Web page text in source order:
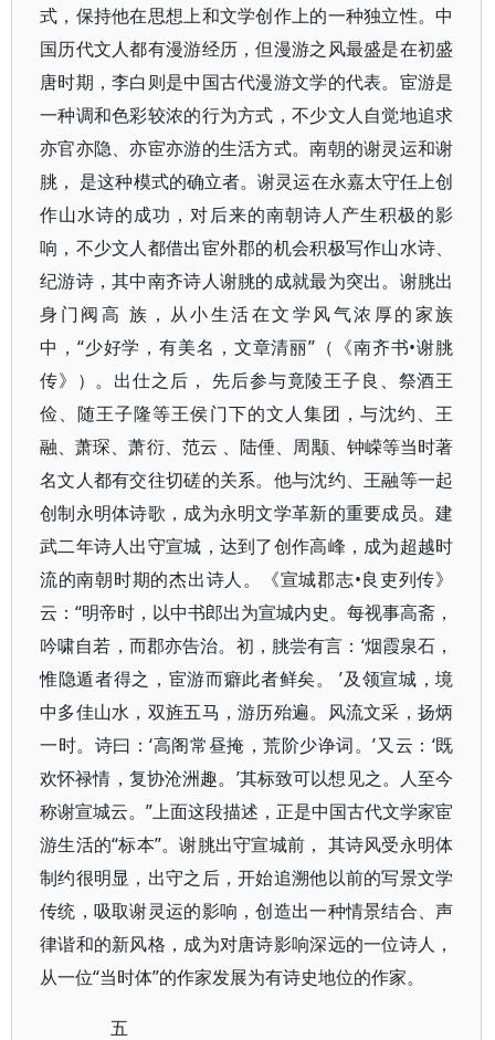
式，保持他在思想上和文学创作上的一种独立性。中
国历代文人都有漫游经历，但漫游之风最盛是在初盛
唐时期，李白则是中国古代漫游文学的代表。宦游是
一种调和色彩较浓的行为方式，不少文人自觉地追求
亦官亦隐、亦宦亦游的生活方式。南朝的谢灵运和谢
朓， 是这种模式的确立者。谢灵运在永嘉太守任上创
作山水诗的成功，对后来的南朝诗人产生积极的影
响，不少文人都借出宦外郡的机会积极写作山水诗、
纪游诗，其中南齐诗人谢朓的成就最为突出。谢朓出
身门阀高 族，从小生活在文学风气浓厚的家族
中，“少好学，有美名，文章清丽”（《南齐书•谢朓
传》）。出仕之后， 先后参与竟陵王子良、祭酒王
俭、随王子隆等王侯门下的文人集团，与沈约、王
融、萧琛、萧衍、范云 、陆倕、周颙、钟嵘等当时著
名文人都有交往切磋的关系。他与沈约、王融等一起
创制永明体诗歌，成为永明文学革新的重要成员。建
武二年诗人出守宣城，达到了创作高峰，成为超越时
流的南朝时期的杰出诗人。《宣城郡志•良吏列传》
云：“明帝时，以中书郎出为宣城内史。每视事高斋，
吟啸自若，而郡亦告治。初，朓尝有言：‘烟霞泉石，
惟隐遁者得之，宦游而癖此者鲜矣。 ’及领宣城，境
中多佳山水，双旌五马，游历殆遍。风流文采，扬炳
一时。诗曰：‘高阁常昼掩，荒阶少诤词。’又云：‘既
欢怀禄情，复协沧洲趣。’其标致可以想见之。人至今
称谢宣城云。”上面这段描述，正是中国古代文学家宦
游生活的“标本”。谢朓出守宣城前， 其诗风受永明体
制约很明显，出守之后，开始追溯他以前的写景文学
传统，吸取谢灵运的影响，创造出一种情景结合、声
律谐和的新风格，成为对唐诗影响深远的一位诗人，
从一位“当时体”的作家发展为有诗史地位的作家。
五